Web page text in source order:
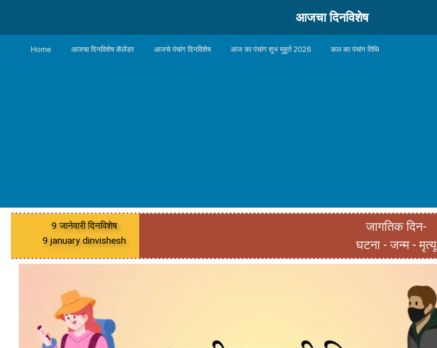
आजचा दिनविशेष
Home आजचा दिनविशेष कॅलेंडर आजचे पंचांग दिनविशेष आज का पंचांग शुभ मुहूर्त 2026 कल का पंचांग तिथि
9 जानेवारी दिनविशेष
9 january dinvishesh
जागतिक दिन-
घटना - जन्म - मृत्यू